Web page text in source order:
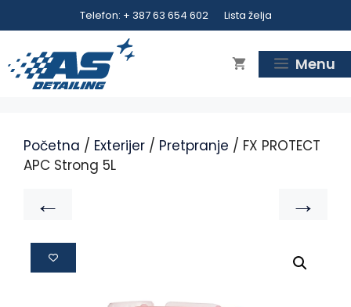
Telefon: + 387 63 654 602 Lista želja
Menu
Početna / Exterijer / Pretpranje / FX PROTECT
APC Strong 5L
← →